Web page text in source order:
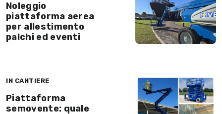
Noleggio
piattaforma aerea
per allestimento
palchi ed eventi
IN CANTIERE
Piattaforma
semovente: quale